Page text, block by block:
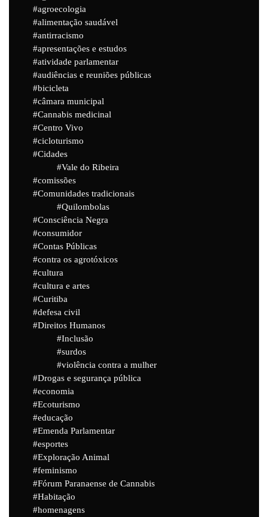
agroecologia
alimentação saudável
antirracismo
apresentações e estudos
atividade parlamentar
audiências e reuniões públicas
bicicleta
câmara municipal
Cannabis medicinal
Centro Vivo
cicloturismo
Cidades
Vale do Ribeira
comissões
Comunidades tradicionais
Quilombolas
Consciência Negra
consumidor
Contas Públicas
contra os agrotóxicos
cultura
cultura e artes
Curitiba
defesa civil
Direitos Humanos
Inclusão
surdos
violência contra a mulher
Drogas e segurança pública
economia
Ecoturismo
educação
Emenda Parlamentar
esportes
Exploração Animal
feminismo
Fórum Paranaense de Cannabis
Habitação
homenagens